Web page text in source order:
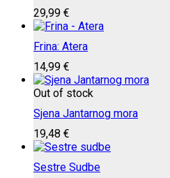
29,99 €
Frina: Atera
14,99 €
Out of stock
Sjena Jantarnog mora
19,48 €
Sestre Sudbe